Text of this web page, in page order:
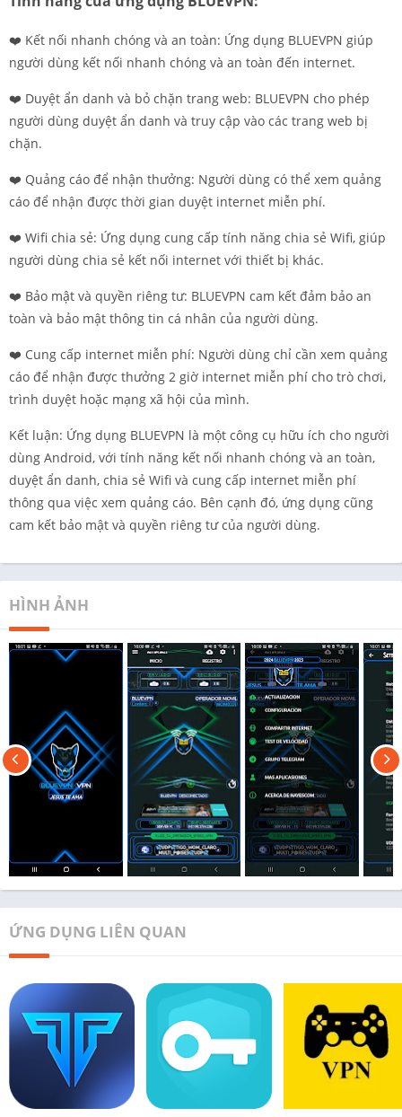
❤️ Kết nối nhanh chóng và an toàn: Ứng dụng BLUEVPN giúp
người dùng kết nối nhanh chóng và an toàn đến internet.
❤️ Duyệt ẩn danh và bỏ chặn trang web: BLUEVPN cho phép
người dùng duyệt ẩn danh và truy cập vào các trang web bị
chặn.
❤️ Quảng cáo để nhận thưởng: Người dùng có thể xem quảng
cáo để nhận được thời gian duyệt internet miễn phí.
❤️ Wifi chia sẻ: Ứng dụng cung cấp tính năng chia sẻ Wifi, giúp
người dùng chia sẻ kết nối internet với thiết bị khác.
❤️ Bảo mật và quyền riêng tư: BLUEVPN cam kết đảm bảo an
toàn và bảo mật thông tin cá nhân của người dùng.
❤️ Cung cấp internet miễn phí: Người dùng chỉ cần xem quảng
cáo để nhận được thưởng 2 giờ internet miễn phí cho trò chơi,
trình duyệt hoặc mạng xã hội của mình.
Kết luận: Ứng dụng BLUEVPN là một công cụ hữu ích cho người
dùng Android, với tính năng kết nối nhanh chóng và an toàn,
duyệt ẩn danh, chia sẻ Wifi và cung cấp internet miễn phí
thông qua việc xem quảng cáo. Bên cạnh đó, ứng dụng cũng
cam kết bảo mật và quyền riêng tư của người dùng.
HÌNH ẢNH
ỨNG DỤNG LIÊN QUAN